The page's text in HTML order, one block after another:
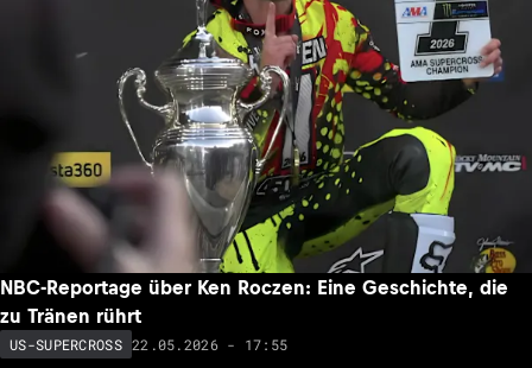
NBC-Reportage über Ken Roczen: Eine Geschichte, die
zu Tränen rührt
US-SUPERCROSS 22.05.2026 - 17:55